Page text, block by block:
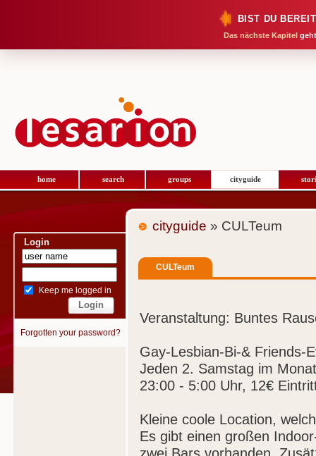
BIST DU
Das nächste Kapitel
home search groups cityguide
Login
Keep me logged in
Forgotten your password?
cityguide » CULTeum
CULTeum
Veranstaltung: Buntes
Gay-Lesbian-Bi-& Friends-
Jeden 2. Samstag im Monat
23:00 - 5:00 Uhr, 12€
Kleine coole Location,
Es gibt einen großen